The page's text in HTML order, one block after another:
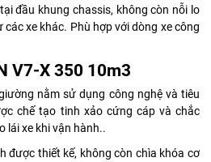
đầu khung chassis, không còn nỗi lo
xe khác. Phù hợp với dòng xe công
V7-X 350 10m3
nằm sử dụng công nghệ và tiêu
chế tạo tinh xảo cứng cáp và chắc
lái xe khi vận hành..
được thiết kế, không còn chìa khóa cơ